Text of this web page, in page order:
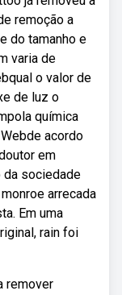
remoção a
do tamanho e
varia de
o valor de
de luz o
química
acordo
em
sociedade
arrecada
Em uma
rain foi
remover